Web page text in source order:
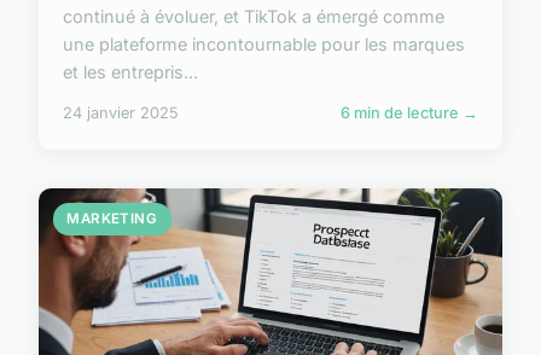
continué à évoluer, et TikTok a émergé comme
une plateforme incontournable pour les marques
et les entrepris...
24 janvier 2025 6 min de lecture →
MARKETING